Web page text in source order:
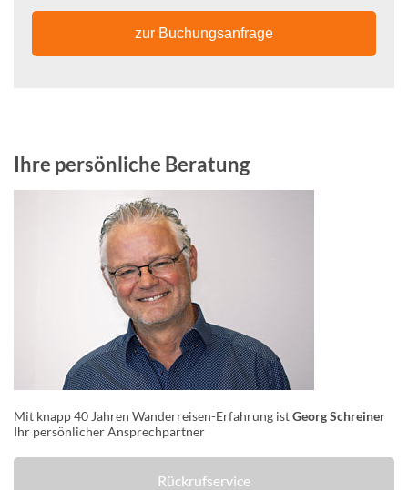
zur Buchungsanfrage
Ihre persönliche Beratung
Mit knapp 40 Jahren Wanderreisen-Erfahrung istGeorg Schreiner
Ihr persönlicher Ansprechpartner
Rückrufservice